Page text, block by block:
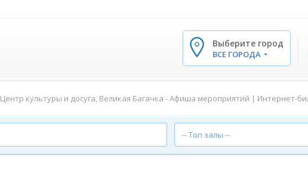
Выберите город
ВСЕ ГОРОДА
Центр культуры и досуга, Великая Багачка - Афиша мероприятий | Интернет-
-- Топ залы --